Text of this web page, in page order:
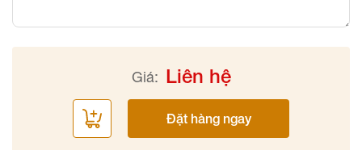
Giá: Liên hệ
Đặt hàng ngay